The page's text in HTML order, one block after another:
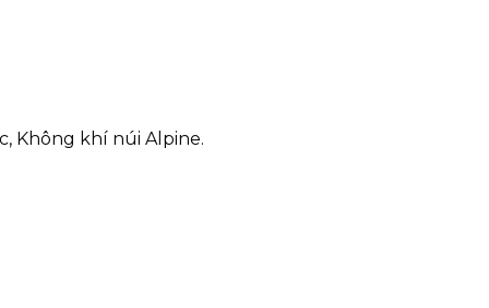
Không khí núi Alpine.